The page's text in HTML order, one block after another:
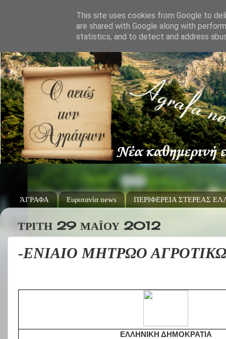
ΆΓΡΑΦΑ Ευρυτανία news ΠΕΡΙΦΕΡΕΙΑ ΣΤΕΡΕΑΣ
ΤΡΊΤΗ 29 ΜΑΪ́ΟΥ 2012
-ΕΝΙΑΙΟ ΜΗΤΡΩΟ
ΕΛΛΗΝΙΚΗ ΔΗΜΟΚΡΑΤΙΑ
This site uses cookies from Google to
are shared with Google along with
statistics, and to detect and address